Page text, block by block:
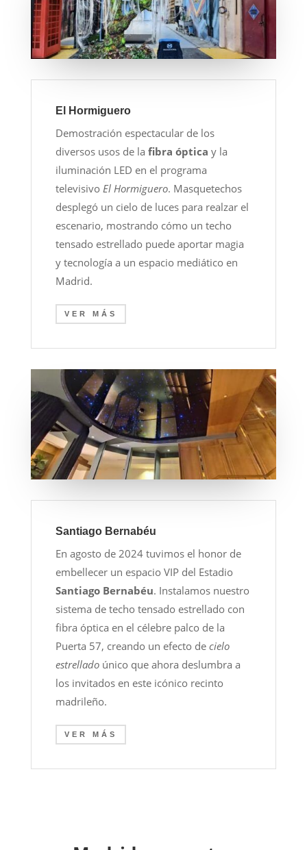
El Hormiguero
Demostración espectacular de los
diversos usos de la fibra óptica y la
iluminación LED en el programa
televisivo El Hormiguero. Masquetechos
desplegó un cielo de luces para realzar el
escenario, mostrando cómo un techo
tensado estrellado puede aportar magia
y tecnología a un espacio mediático en
Madrid.
VER MÁS
Santiago Bernabéu
En agosto de 2024 tuvimos el honor de
embellecer un espacio VIP del Estadio
Santiago Bernabéu. Instalamos nuestro
sistema de techo tensado estrellado con
fibra óptica en el célebre palco de la
Puerta 57, creando un efecto de cielo
estrelladoúnico que ahora deslumbra a
los invitados en este icónico recinto
madrileño.
VER MÁS